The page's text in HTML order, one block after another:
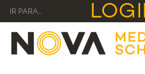
IR PARA...